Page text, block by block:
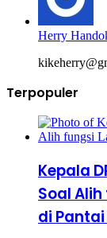
Herry
Terpopuler
Kepala
Soal
di